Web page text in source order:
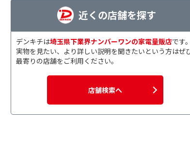
近くの店舗を探す
デンキチは埼玉県下業界ナンバーワンの家電量販店です。
実物を見たい、より詳しい説明を聞きたいという方はぜ
最寄りの店舗をご利用ください。
店舗検索へ